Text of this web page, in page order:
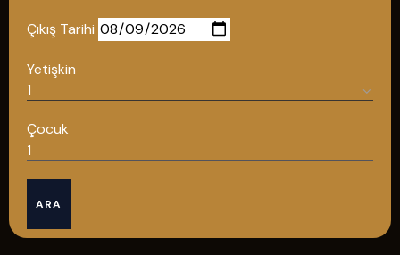
Çıkış Tarihi
Yetişkin
Çocuk
ARA
GIZLILIK POLITIKASI
Türkçe
08502421818